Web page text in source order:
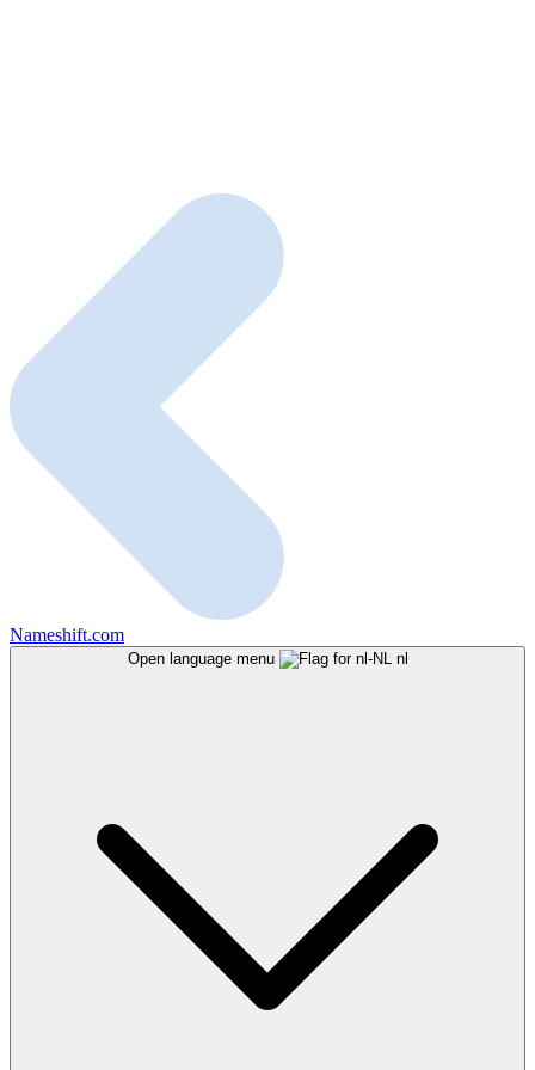
Nameshift.com
Open language menu nl